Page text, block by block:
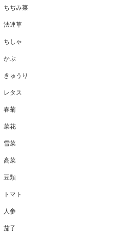
ちぢみ菜
法連草
ちしゃ
かぶ
きゅうり
レタス
春菊
菜花
雪菜
高菜
豆類
トマト
人参
茄子